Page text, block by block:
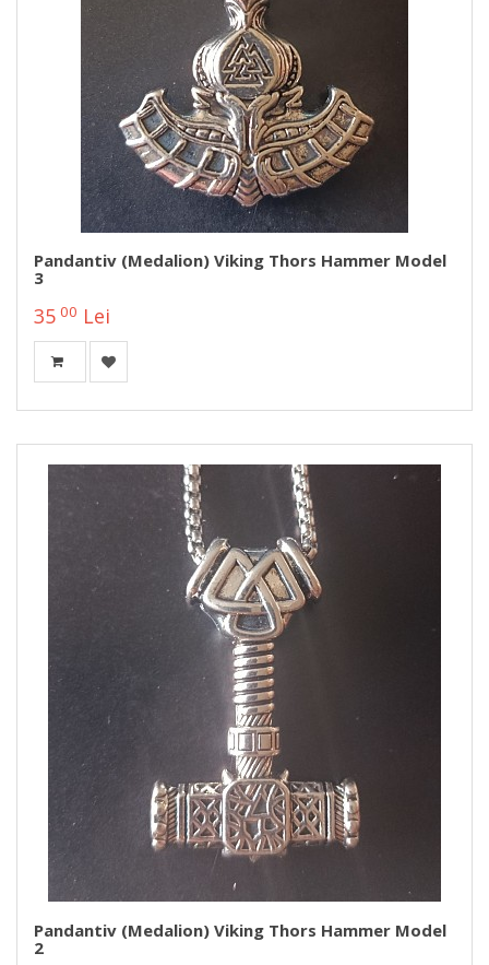
Pandantiv (medalion) Viking Thors Hammer Model
3
35 00 Lei
Pandantiv (medalion) Viking Thors Hammer Model
2